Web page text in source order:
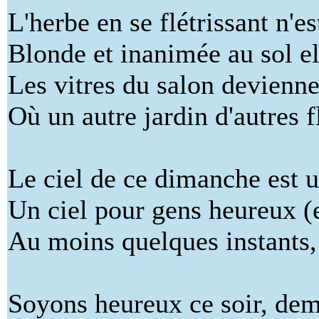
L'herbe en se flétrissant
Blonde et inanimée au sol
Les vitres du salon
Où un autre jardin d'autres
Le ciel de ce dimanche est
Un ciel pour gens heureux
Au moins quelques
Soyons heureux ce soir,